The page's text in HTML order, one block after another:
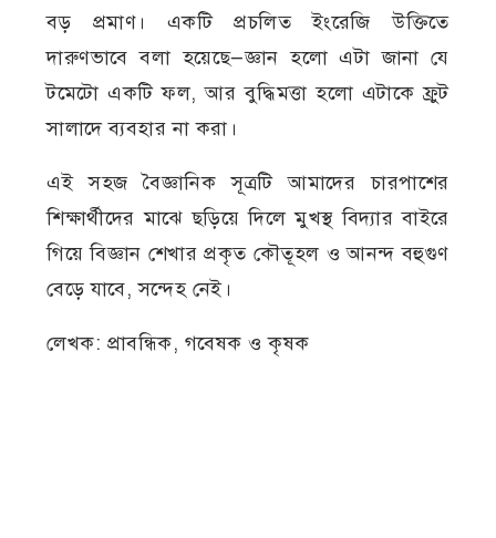
বড় প্রমাণ। একটি প্রচলিত ইংরেজি উক্তিতে
দারুণভাবে বলা হয়েছে—জ্ঞান হলো এটা জানা যে
টমেটো একটি ফল, আর বুদ্ধিমত্তা হলো এটাকে ফ্রুট
সালাদে ব্যবহার না করা।
এই সহজ বৈজ্ঞানিক সূত্রটি আমাদের চারপাশের
শিক্ষার্থীদের মাঝে ছড়িয়ে দিলে মুখস্থ বিদ্যার বাইরে
গিয়ে বিজ্ঞান শেখার প্রকৃত কৌতূহল ও আনন্দ বহুগুণ
বেড়ে যাবে, সন্দেহ নেই।
লেখক: প্রাবন্ধিক, গবেষক ও কৃষক